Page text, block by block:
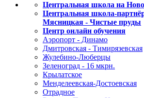
Центральная школа на
Центральная школа-
Мясницкая - Чистые пруды
Центр онлайн обучения
Аэропорт - Динамо
Дмитровская - Тимирязевская
Жулебино-Люберцы
Зеленоград - 16 мкрн.
Крылатское
Менделеевская-Достоевская
Отрадное